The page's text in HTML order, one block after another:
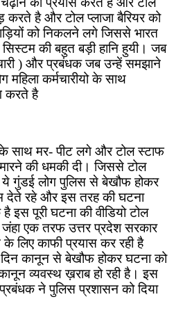
है और टोल प्लाजा बैरियर को
को निकलने लगे जिससे भारत
की बहुत बड़ी हानि हुयी। जब
) और प्रबंधक जब उन्हें समझाने
महिला कर्मचारीयो के साथ
करते है
मर- पीट लगे और टोल स्टाफ
की धमकी दी। जिससे टोल
गुंडई लोग पुलिस से बेखौफ होकर
देते रहे और इस तरह की घटना
इस पूरी घटना की वीडियो टोल
जंहा एक तरफ उत्तर प्रदेश सरकार
लिए काफी प्रयास कर रही है
कानून से बेखौफ होकर घटना को
व्यवस्थ ख़राब हो रही है। इस
ने पुलिस प्रशासन को दिया